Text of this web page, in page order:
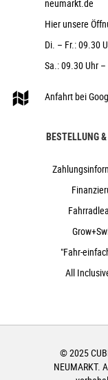
2024
e-Bike,
Bosch
neumarkt.de
Hier unsere
Di. – Fr.: 09.30
Sa.: 09.30 Uhr
Anfahrt bei
BESTELLUNG
"Fahr-
All
© 2025
NEUMARKT.